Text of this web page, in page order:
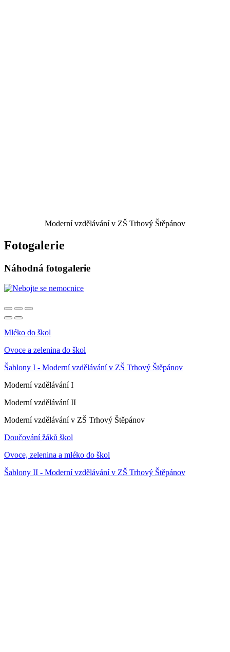
Moderní vzdělávání v ZŠ Trhový Štěpánov
Fotogalerie
Náhodná fotogalerie
Mléko do škol
Ovoce a zelenina do škol
Šablony I - Moderní vzdělávání v ZŠ Trhový Štěpánov
Moderní vzdělávání I
Moderní vzdělávání II
Moderní vzdělávání v ZŠ Trhový Štěpánov
Doučování žáků škol
Ovoce, zelenina a mléko do škol
Šablony II - Moderní vzdělávání v ZŠ Trhový Štěpánov